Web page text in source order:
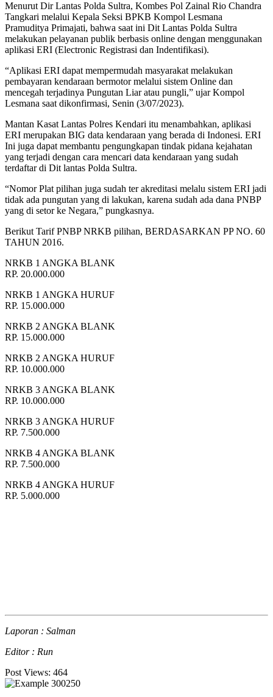
Menurut Dir Lantas Polda Sultra, Kombes Pol Zainal Rio Chandra
Tangkari melalui Kepala Seksi BPKB Kompol Lesmana
Pramuditya Primajati, bahwa saat ini Dit Lantas Polda Sultra
melakukan pelayanan publik berbasis online dengan menggunakan
aplikasi ERI (Electronic Registrasi dan Indentifikasi).
“Aplikasi ERI dapat mempermudah masyarakat melakukan
pembayaran kendaraan bermotor melalui sistem Online dan
mencegah terjadinya Pungutan Liar atau pungli,” ujar Kompol
Lesmana saat dikonfirmasi, Senin (3/07/2023).
Mantan Kasat Lantas Polres Kendari itu menambahkan, aplikasi
ERI merupakan BIG data kendaraan yang berada di Indonesi. ERI
Ini juga dapat membantu pengungkapan tindak pidana kejahatan
yang terjadi dengan cara mencari data kendaraan yang sudah
terdaftar di Dit lantas Polda Sultra.
“Nomor Plat pilihan juga sudah ter akreditasi melalu sistem ERI jadi
tidak ada pungutan yang di lakukan, karena sudah ada dana PNBP
yang di setor ke Negara,” pungkasnya.
Berikut Tarif PNBP NRKB pilihan, BERDASARKAN PP NO. 60
TAHUN 2016.
NRKB 1 ANGKA BLANK
RP. 20.000.000
NRKB 1 ANGKA HURUF
RP. 15.000.000
NRKB 2 ANGKA BLANK
RP. 15.000.000
NRKB 2 ANGKA HURUF
RP. 10.000.000
NRKB 3 ANGKA BLANK
RP. 10.000.000
NRKB 3 ANGKA HURUF
RP. 7.500.000
NRKB 4 ANGKA BLANK
RP. 7.500.000
NRKB 4 ANGKA HURUF
RP. 5.000.000
Laporan : Salman
Editor : Run
Post Views: 464